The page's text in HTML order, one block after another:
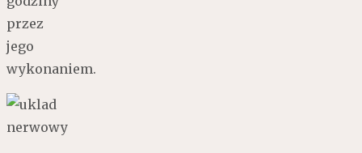
przez
jego
wykonaniem.